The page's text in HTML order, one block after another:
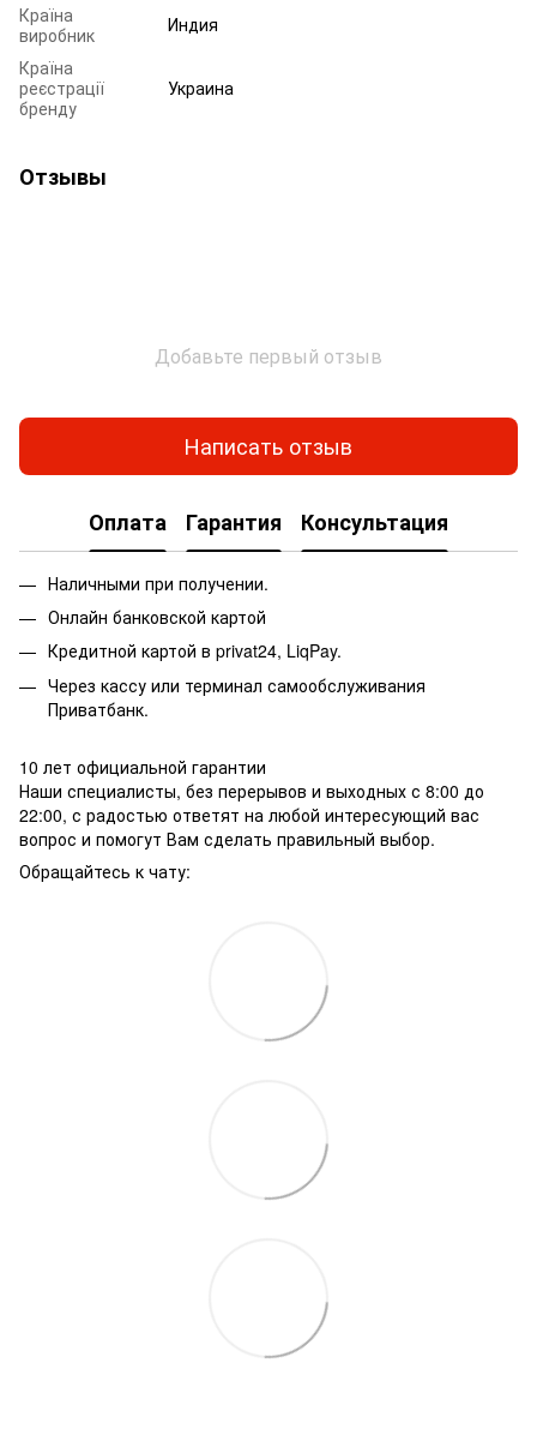
Країна
виробник
Индия
Країна
реєстрації
бренду
Украина
Отзывы
Добавьте первый отзыв
Написать отзыв
Оплата Гарантия Консультация
Наличными при получении.
Онлайн банковской картой
Кредитной картой в privat24, LiqPay.
Через кассу или терминал самообслуживания
Приватбанк.
10 лет официальной гарантии
Наши специалисты, без перерывов и выходных с 8:00 до
22:00, с радостью ответят на любой интересующий вас
вопрос и помогут Вам сделать правильный выбор.
Обращайтесь к чату: